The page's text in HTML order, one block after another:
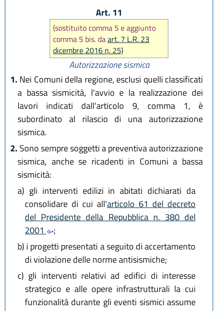
Art. 11
(sostituito comma 5 e aggiunto
comma 5 bis. daart. 7 L.R. 23
dicembre 2016 n. 25)
Autorizzazione sismica
1. Nei Comuni della regione, esclusi quelli classificati
a bassa sismicità, l'avvio e la realizzazione dei
lavori indicati dall'articolo 9, comma 1, è
subordinato al rilascio di una autorizzazione
sismica.
2. Sono sempre soggetti a preventiva autorizzazione
sismica, anche se ricadenti in Comuni a bassa
sismicità:
a) gli interventi edilizi in abitati dichiarati da
consolidare di cui all'articolo 61 del decreto
del Presidente della Repubblica n. 380 del
2001
;
b) i progetti presentati a seguito di accertamento
di violazione delle norme antisismiche;
c) gli interventi relativi ad edifici di interesse
strategico e alle opere infrastrutturali la cui
funzionalità durante gli eventi sismici assume